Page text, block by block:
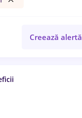
Creează alertă